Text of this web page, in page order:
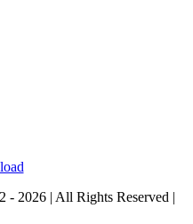
2026 | All Rights Reserved |